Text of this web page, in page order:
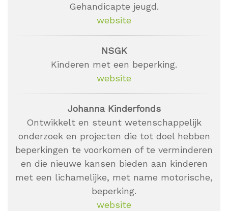
Gehandicapte jeugd.
website
NSGK
Kinderen met een beperking.
website
Johanna Kinderfonds
Ontwikkelt en steunt wetenschappelijk
onderzoek en projecten die tot doel hebben
beperkingen te voorkomen of te verminderen
en die nieuwe kansen bieden aan kinderen
met een lichamelijke, met name motorische,
beperking.
website